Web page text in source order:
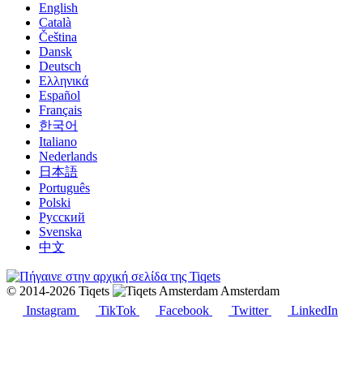
English
Català
Čeština
Dansk
Deutsch
Ελληνικά
Español
Français
한국어
Italiano
Nederlands
日本語
Português
Polski
Русский
Svenska
中文
© 2014-2026 Tiqets
Amsterdam
Instagram
TikTok Facebook Twitter LinkedIn